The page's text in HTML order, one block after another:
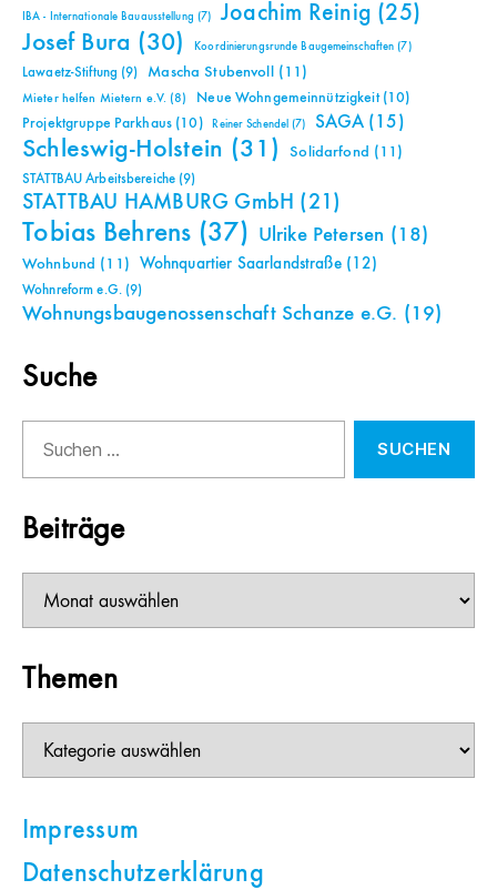
IBA - Internationale Bauausstellung (7) Joachim Reinig (25)
Josef Bura (30) Koordinierungsrunde Baugemeinschaften (7)
Lawaetz-Stiftung (9) Mascha Stubenvoll (11)
Mieter helfen Mietern e.V. (8) Neue Wohngemeinnützigkeit(10)
Projektgruppe Parkhaus (10) Reiner Schendel (7) SAGA(15)
Schleswig-Holstein (31) Solidarfond (11)
STATTBAU Arbeitsbereiche (9)
STATTBAU HAMBURG GmbH (21)
Tobias Behrens (37) Ulrike Petersen (18)
Wohnbund (11) Wohnquartier Saarlandstraße(12)
Wohnreform e.G.(9)
Wohnungsbaugenossenschaft Schanze e.G. (19)
Suche
nach:
Beiträge
Themen
Impressum
Datenschutzerklärung